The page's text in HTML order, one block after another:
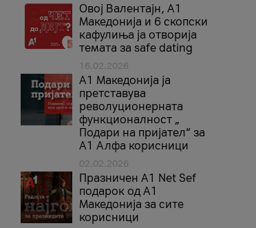
Овој Валентајн, A1
Македонија и 6 скопски
кафулиња ја отворија
темата за safe dating
16.02.2026
А1 Македонија ја
претставува
револуционерната
функционалност „
Подари на пријател“ за
А1 Алфа корисници
02.02.2026
Празничен A1 Net Sеf
подарок од А1
Македонија за сите
корисници